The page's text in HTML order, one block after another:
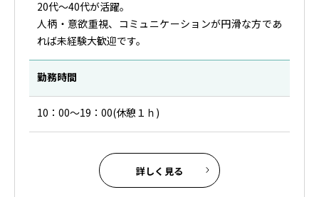
20代～40代が活躍。
人柄・意欲重視、コミュニケーションが円滑な方であ
れば未経験大歓迎です。
勤務時間
10：00～19：00(休憩１ｈ)
詳しく見る